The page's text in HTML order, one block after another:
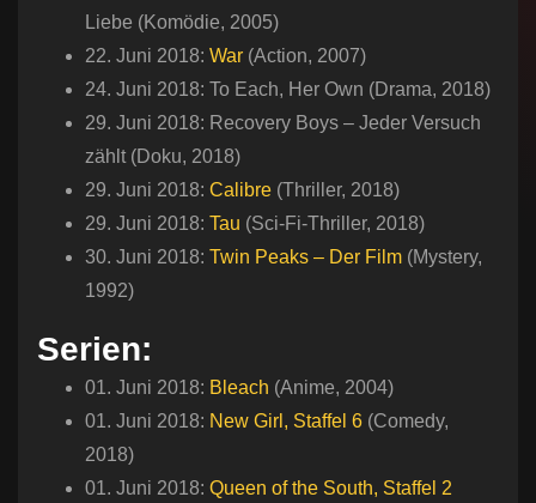
Liebe (Komödie, 2005)
22. Juni 2018: War (Action, 2007)
24. Juni 2018: To Each, Her Own (Drama, 2018)
29. Juni 2018: Recovery Boys – Jeder Versuch
zählt (Doku, 2018)
29. Juni 2018: Calibre (Thriller, 2018)
29. Juni 2018: Tau (Sci-Fi-Thriller, 2018)
30. Juni 2018: Twin Peaks – Der Film (Mystery,
1992)
Serien:
01. Juni 2018: Bleach (Anime, 2004)
01. Juni 2018: New Girl, Staffel 6 (Comedy,
2018)
01. Juni 2018: Queen of the South, Staffel 2